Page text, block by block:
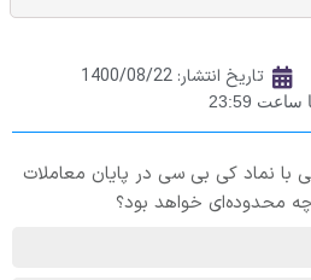
تاریخ انتشار: 1400/08/22
نماد کی بی سی در پایان معاملات